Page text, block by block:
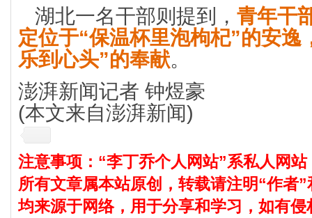
湖北一名干部则提到， 青年干
定位于“保温杯里泡枸杞”的安逸
乐到心头”的奉献。
澎湃新闻记者 钟煜豪
(本文来自澎湃新闻)
注意事项：“李丁乔个人网站”系私人网
所有文章属本站原创，转载请注明“作者
均来源于网络，用于分享和学习，如有